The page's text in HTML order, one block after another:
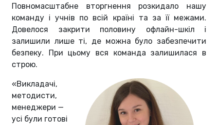
Повномасштабне вторгнення розкидало нашу
команду і учнів по всій країні та за її межами.
Довелося закрити половину офлайн-шкіл і
залишили лише ті, де можна було забезпечити
безпеку. При цьому вся команда залишилася в
строю.
«Викладачі,
методисти,
менеджери —
усі були готові